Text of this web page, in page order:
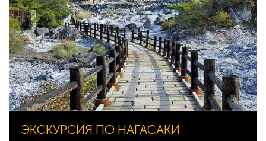
ЭКСКУРСИЯ ПО НАГАСАКИ